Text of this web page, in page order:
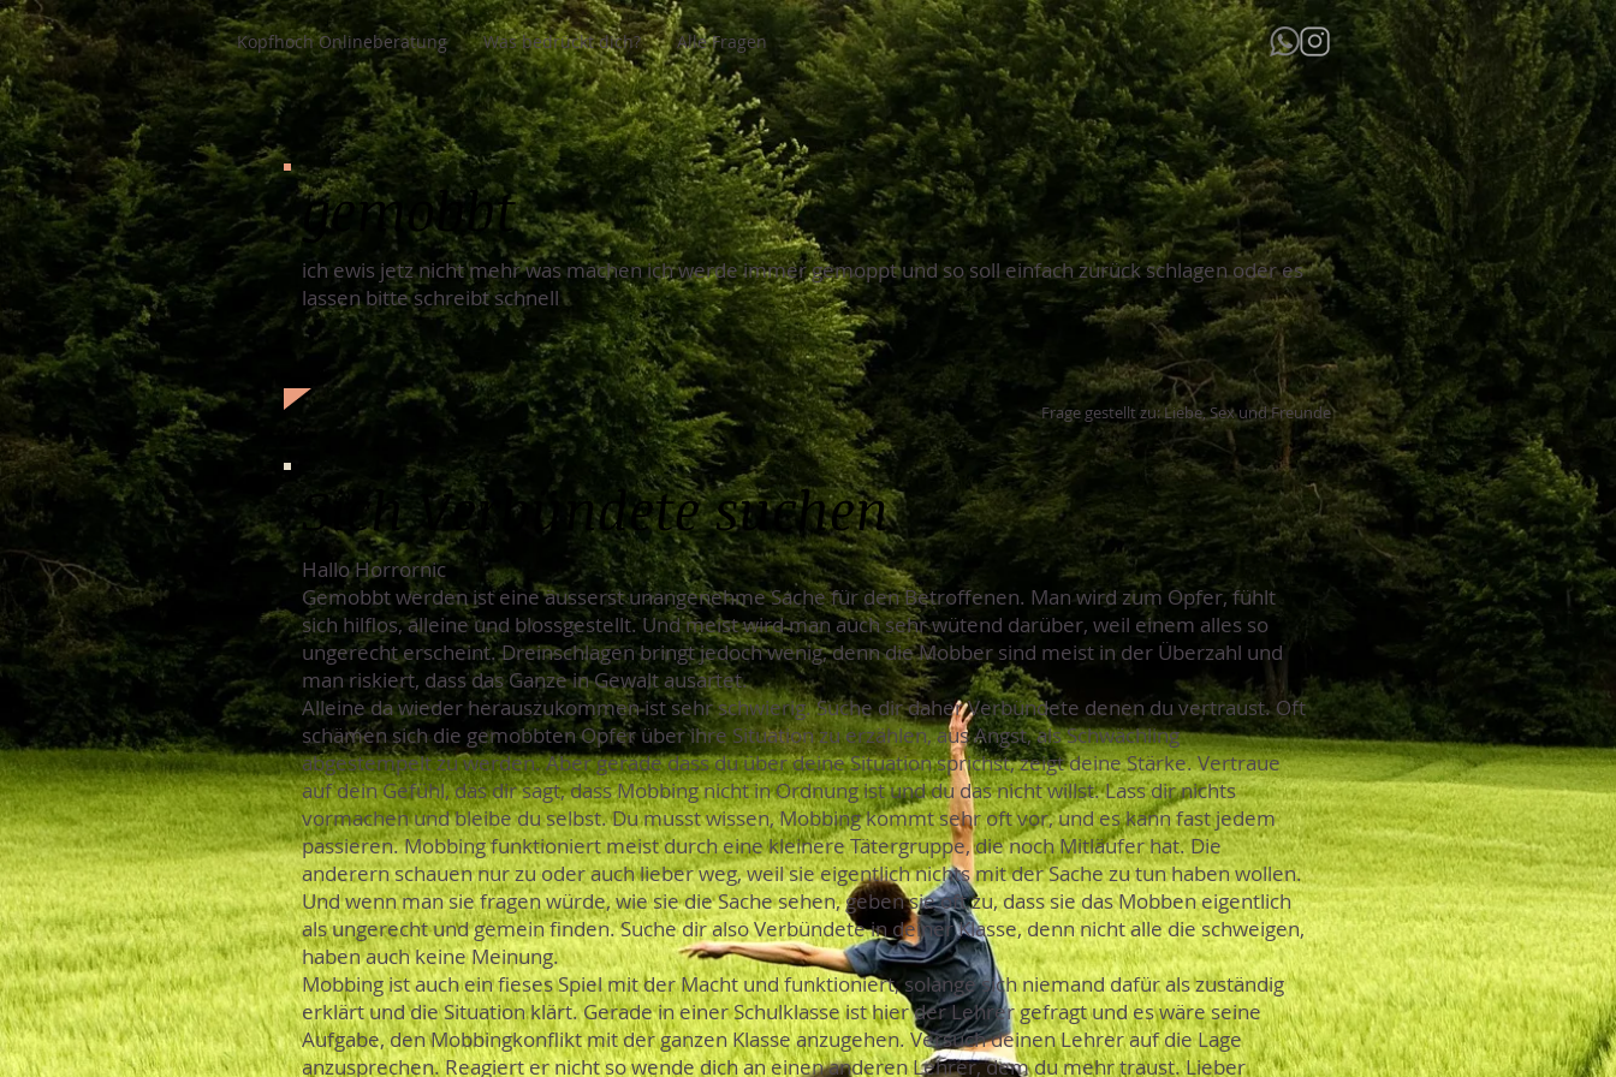
Kopfhoch Onlineberatung Was bedrückt dich? Alle Fragen
gemobbt
ich ewis jetz nicht mehr was machen ich werde immer gemoppt und so soll einfach zurück schlagen oder es
lassen bitte schreibt schnell
Frage gestellt zu: Liebe, Sex und Freunde
Sich Verbündete suchen
Hallo Horrornic
Gemobbt werden ist eine äusserst unangenehme Sache für den Betroffenen. Man wird zum Opfer, fühlt
sich hilflos, alleine und blossgestellt. Und meist wird man auch sehr wütend darüber, weil einem alles so
ungerecht erscheint. Dreinschlagen bringt jedoch wenig, denn die Mobber sind meist in der Überzahl und
man riskiert, dass das Ganze in Gewalt ausartet.
Alleine da wieder herauszukommen ist sehr schwierig. Suche dir daher Verbündete denen du vertraust. Oft
schämen sich die gemobbten Opfer über ihre Situation zu erzählen, aus Angst, als Schwächling
abgestempelt zu werden. Aber gerade dass du über deine Situation sprichst, zeigt deine Stärke. Vertraue
auf dein Gefühl, das dir sagt, dass Mobbing nicht in Ordnung ist und du das nicht willst. Lass dir nichts
vormachen und bleibe du selbst. Du musst wissen, Mobbing kommt sehr oft vor, und es kann fast jedem
passieren. Mobbing funktioniert meist durch eine kleinere Tätergruppe, die noch Mitläufer hat. Die
anderern schauen nur zu oder auch lieber weg, weil sie eigentlich nichts mit der Sache zu tun haben wollen.
Und wenn man sie fragen würde, wie sie die Sache sehen, geben sie oft zu, dass sie das Mobben eigentlich
als ungerecht und gemein finden. Suche dir also Verbündete in deiner Klasse, denn nicht alle die schweigen,
haben auch keine Meinung.
Mobbing ist auch ein fieses Spiel mit der Macht und funktioniert, solange sich niemand dafür als zuständig
erklärt und die Situation klärt. Gerade in einer Schulklasse ist hier der Lehrer gefragt und es wäre seine
Aufgabe, den Mobbingkonflikt mit der ganzen Klasse anzugehen. Versuch deinen Lehrer auf die Lage
anzusprechen. Reagiert er nicht so wende dich an einen anderen Lehrer, dem du mehr traust. Lieber